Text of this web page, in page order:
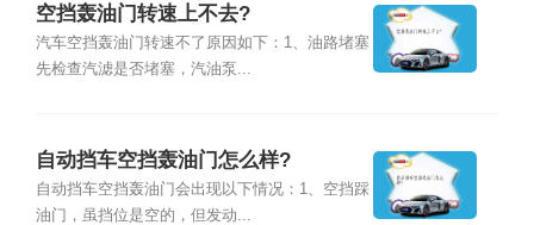
空挡轰油门转速上不去?
汽车空挡轰油门转速不了原因如下：1、油路堵塞
先检查汽滤是否堵塞，汽油泵...
自动挡车空挡轰油门怎么样?
自动挡车空挡轰油门会出现以下情况：1、空挡踩
油门，虽挡位是空的，但发动...